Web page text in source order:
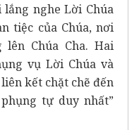
nghe Lời Chúa
tiệc của Chúa, nơi
Chúa Cha. Hai
vụ Lời Chúa và
kết chặt chẽ đến
tự duy nhất”